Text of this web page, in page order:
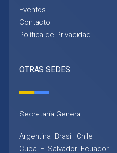
Eventos
Contacto
Política de Privacidad
OTRAS SEDES
Secretaría General
Argentina Brasil Chile
Cuba El Salvador Ecuador